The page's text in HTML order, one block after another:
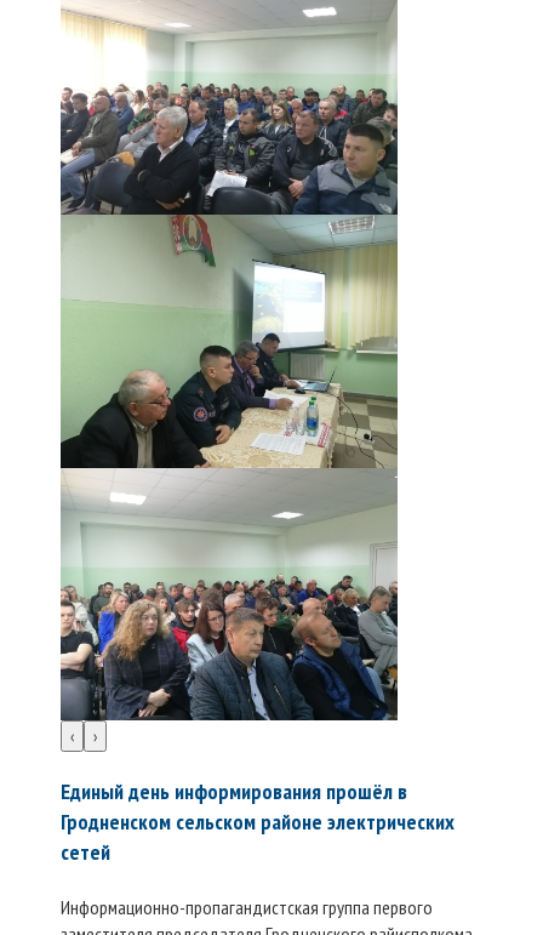
‹ ›
Единый день информирования прошёл в
Гродненском сельском районе электрических
сетей
Информационно-пропагандистская группа первого